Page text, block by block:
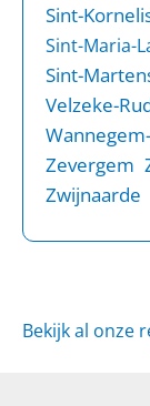
Sint-
Sint-Maria-
Sint-
Velzeke-
Zevergem
Zwijnaarde
Bekijk al onze